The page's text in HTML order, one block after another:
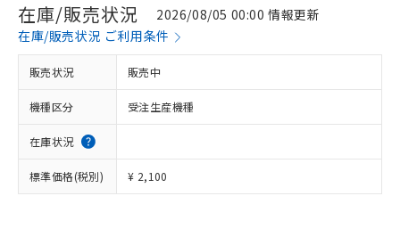
在庫/販売状況
2026/08/05 00:00 情報更新
在庫/販売状況 ご利用条件
販売状況 販売中
機種区分 受注生産機種
在庫状況
標準価格(税別) ¥ 2,100